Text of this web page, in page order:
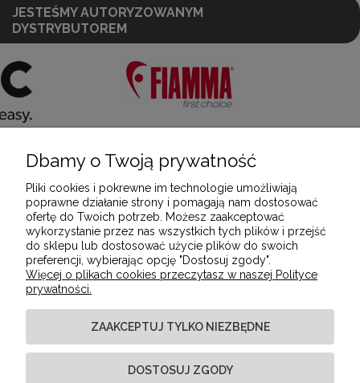
JESTEŚMY AUTORYZOWANYM
DYSTRYBUTOREM
POMOC
MOJE KONTO
PŁATNOŚCI I DOSTAWA
INFORMACJE
Dbamy o Twoją prywatność
Pliki cookies i pokrewne im technologie umożliwiają
poprawne działanie strony i pomagają nam dostosować
ofertę do Twoich potrzeb. Możesz zaakceptować
wykorzystanie przez nas wszystkich tych plików i przejść
do sklepu lub dostosować użycie plików do swoich
preferencji, wybierając opcję "Dostosuj zgody".
Więcej o plikach cookies przeczytasz w naszej Polityce
prywatności.
ZAAKCEPTUJ TYLKO NIEZBĘDNE
DOSTOSUJ ZGODY